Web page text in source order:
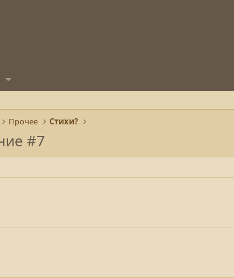
Прочее Стихи?
#7